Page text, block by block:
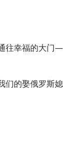
往幸福的大门—
们的娶俄罗斯